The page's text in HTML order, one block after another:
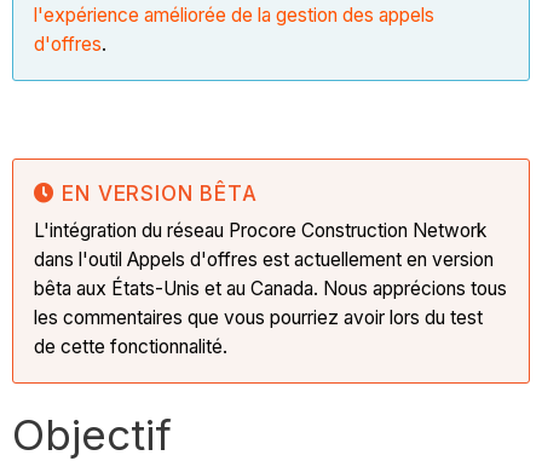
l'expérience améliorée de la gestion des appels
d'offres.
EN VERSION BÊTA
L'intégration du réseau Procore Construction Network
dans l'outil Appels d'offres est actuellement en version
bêta aux États-Unis et au Canada. Nous apprécions tous
les commentaires que vous pourriez avoir lors du test
de cette fonctionnalité.
Objectif